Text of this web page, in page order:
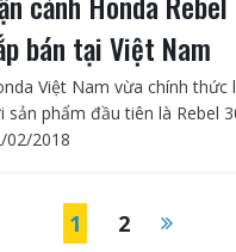
bán tại Việt Nam
Việt Nam vừa chính
sản phẩm đầu tiên là Rebel
02/2018
1 2